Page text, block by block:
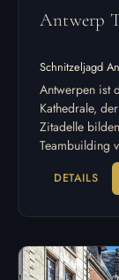
Antwerp
Schnitzeljagd
Antwerpen ist
Kathedrale,
Zitadelle
Teambuilding
DETAILS